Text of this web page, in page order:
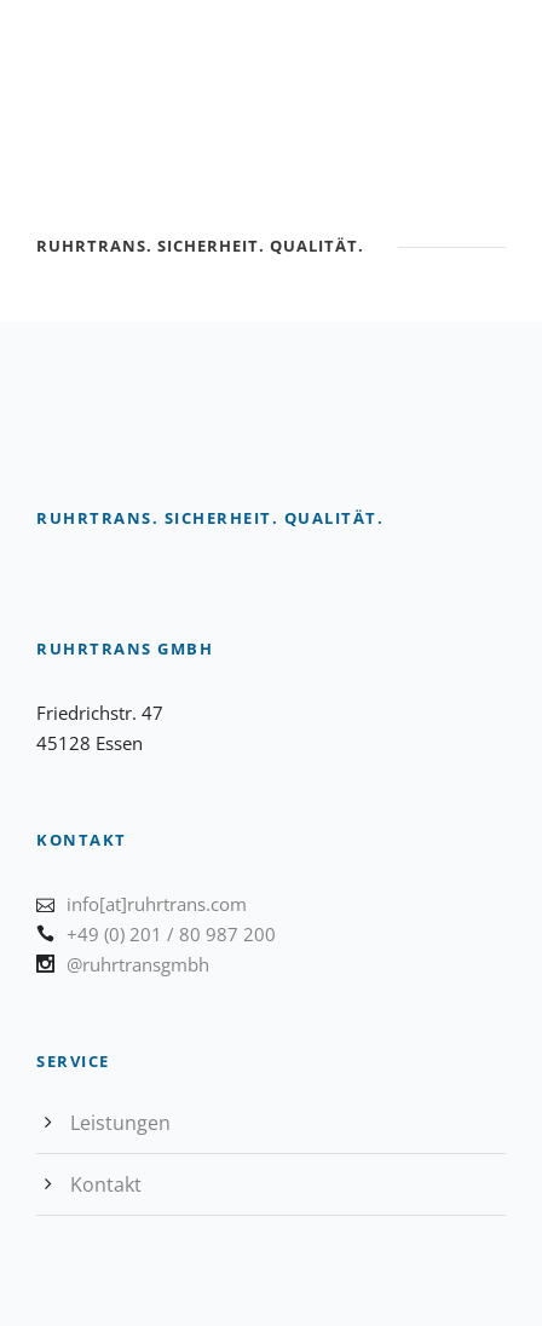
RUHRTRANS. SICHERHEIT. QUALITÄT.
RUHRTRANS. SICHERHEIT. QUALITÄT.
RUHRTRANS GMBH
Friedrichstr. 47
45128 Essen
KONTAKT
info[at]ruhrtrans.com
+49 (0) 201 / 80 987 200
@ruhrtransgmbh
SERVICE
Leistungen
Kontakt